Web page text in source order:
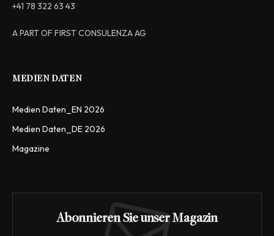
+41 78 322 63 43
A PART OF FIRST CONSULENZA AG
MEDIEN DATEN
Medien Daten_EN 2026
Medien Daten_DE 2026
Magazine
Abonnieren Sie unser Magazin